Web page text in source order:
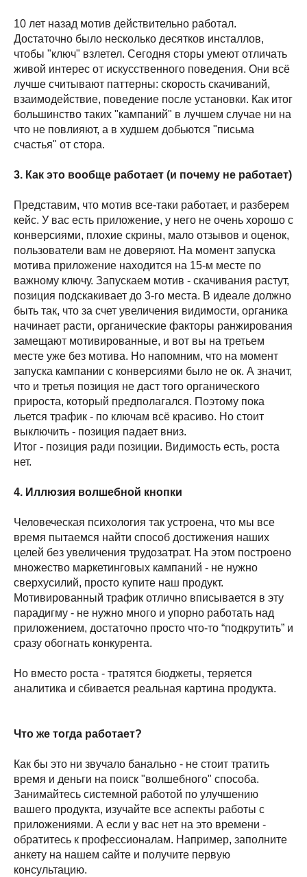
10 лет назад мотив действительно работал.
Достаточно было несколько десятков инсталлов,
чтобы "ключ" взлетел. Сегодня сторы умеют отличать
живой интерес от искусственного поведения. Они всё
лучше считывают паттерны: скорость скачиваний,
взаимодействие, поведение после установки. Как итог
большинство таких "кампаний" в лучшем случае ни на
что не повлияют, а в худшем добьются "письма
счастья" от стора.
3. Как это вообще работает (и почему не работает)
Представим, что мотив все-таки работает, и разберем
кейс. У вас есть приложение, у него не очень хорошо с
конверсиями, плохие скрины, мало отзывов и оценок,
пользователи вам не доверяют. На момент запуска
мотива приложение находится на 15-м месте по
важному ключу. Запускаем мотив - скачивания растут,
позиция подскакивает до 3-го места. В идеале должно
быть так, что за счет увеличения видимости, органика
начинает расти, органические факторы ранжирования
замещают мотивированные, и вот вы на третьем
месте уже без мотива. Но напомним, что на момент
запуска кампании с конверсиями было не ок. А значит,
что и третья позиция не даст того органического
прироста, который предполагался. Поэтому пока
льется трафик - по ключам всё красиво. Но стоит
выключить - позиция падает вниз.
Итог - позиция ради позиции. Видимость есть, роста
нет.
4. Иллюзия волшебной кнопки
Человеческая психология так устроена, что мы все
время пытаемся найти способ достижения наших
целей без увеличения трудозатрат. На этом построено
множество маркетинговых кампаний - не нужно
сверхусилий, просто купите наш продукт.
Мотивированный трафик отлично вписывается в эту
парадигму - не нужно много и упорно работать над
приложением, достаточно просто что-то “подкрутить” и
сразу обогнать конкурента.
Но вместо роста - тратятся бюджеты, теряется
аналитика и сбивается реальная картина продукта.
Что же тогда работает?
Как бы это ни звучало банально - не стоит тратить
время и деньги на поиск "волшебного" способа.
Занимайтесь системной работой по улучшению
вашего продукта, изучайте все аспекты работы с
приложениями. А если у вас нет на это времени -
обратитесь к профессионалам. Например, заполните
анкету на нашем сайте и получите первую
консультацию.